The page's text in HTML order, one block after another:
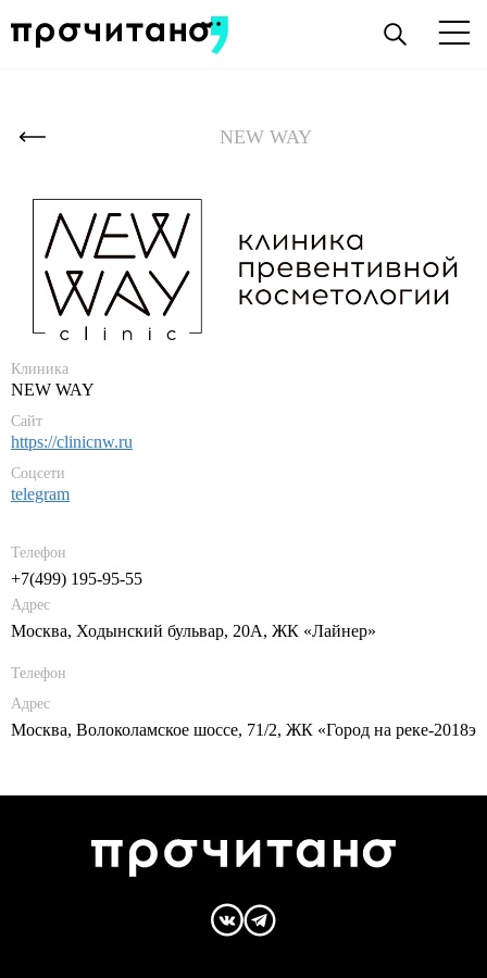
NEW WAY
Клиника
NEW WAY
Сайт
https://clinicnw.ru
Соцсети
telegram
Адрес
Москва, Ходынский бульвар, 20А, ЖК «Лайнер»
Телефон
+7(499) 195-95-55
Адрес
Москва, Волоколамское шоссе, 71/2, ЖК «Город на реке-2018э
Телефон